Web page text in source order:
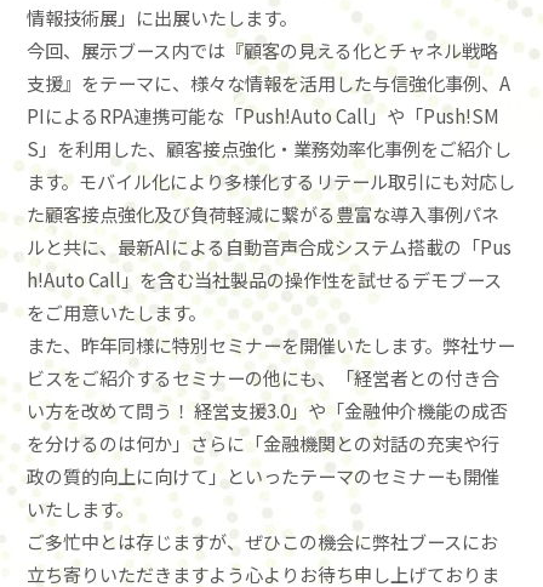
情報技術展」に出展いたします。
今回、展示ブース内では『顧客の見える化とチャネル戦略
支援』をテーマに、様々な情報を活用した与信強化事例、A
PIによるRPA連携可能な「Push!Auto Call」や「Push!SM
S」を利用した、顧客接点強化・業務効率化事例をご紹介し
ます。モバイル化により多様化するリテール取引にも対応し
た顧客接点強化及び負荷軽減に繋がる豊富な導入事例パネ
ルと共に、最新AIによる自動音声合成システム搭載の「Pus
h!Auto Call」を含む当社製品の操作性を試せるデモブース
をご用意いたします。
また、昨年同様に特別セミナーを開催いたします。弊社サー
ビスをご紹介するセミナーの他にも、「経営者との付き合
い方を改めて問う！ 経営支援3.0」や「金融仲介機能の成否
を分けるのは何か」さらに「金融機関との対話の充実や行
政の質的向上に向けて」といったテーマのセミナーも開催
いたします。
ご多忙中とは存じますが、ぜひこの機会に弊社ブースにお
立ち寄りいただきますよう心よりお待ち申し上げておりま